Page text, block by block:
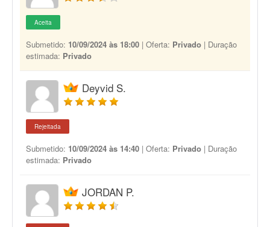
Aceita
Submetido: 10/09/2024 às 18:00 | Oferta: Privado | Duração
estimada: Privado
Deyvid S.
Rejeitada
Submetido: 10/09/2024 às 14:40 | Oferta: Privado | Duração
estimada: Privado
JORDAN P.